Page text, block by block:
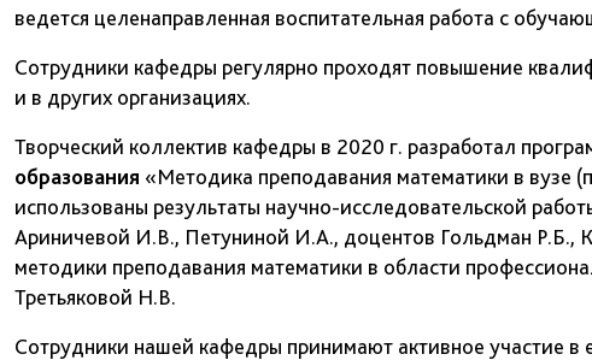
ведется целенаправленная воспитательная работа с
Сотрудники кафедры регулярно проходят повышение
и в других организациях.
Творческий коллектив кафедры в 2020 г. разработал
образования «Методика преподавания математики в вузе
использованы результаты научно-исследовательской
Ариничевой И.В., Петуниной И.А., доцентов Гольдман Р.Б.,
методики преподавания математики в области
Третьяковой Н.В.
Сотрудники нашей кафедры принимают активное участие в